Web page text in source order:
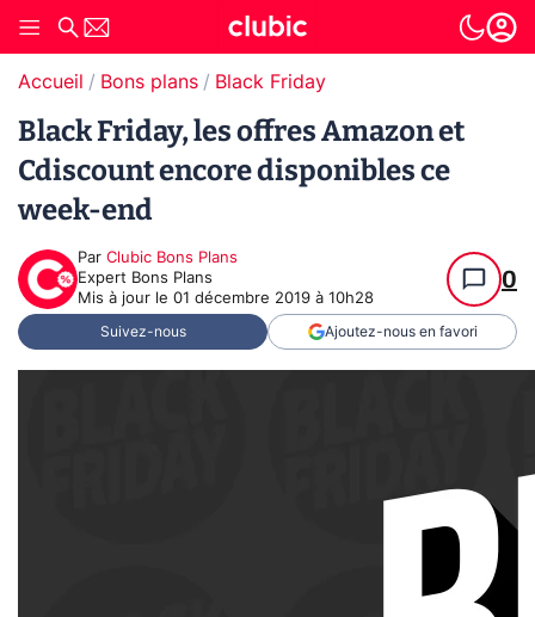
Accueil Bons plans Black Friday
Black Friday, les offres Amazon et
Cdiscount encore disponibles ce
week-end
Par Clubic Bons Plans
Expert Bons Plans
Mis à jour le 01 décembre 2019 à 10h28
0
Suivez-nous Ajoutez-nous en favori